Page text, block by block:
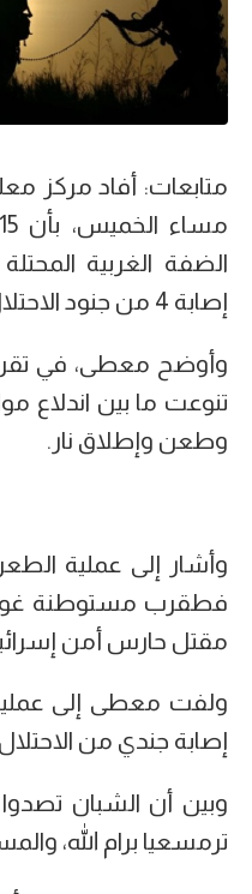
متابعات: أفاد مركز
إصابة 4 من جنود الاحتلال الإسرائيلي.
وأوضح معطى، في
تنوعت ما بين اندلاع
وطعن وإطلاق نار.
وأشار إلى عملية
فطقرب مستوطنة
مقتل حارس أمن
ولفت معطى إلى
إصابة جندي من
وبين أن الشبان
ترمسعيا برام الله،